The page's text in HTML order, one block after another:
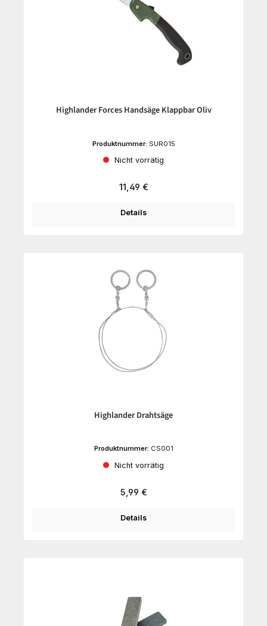
Highlander Forces Handsäge Klappbar Oliv
Produktnummer: SUR015
Nicht vorrätig
Regulärer Preis:
11,49 €
Details
Highlander Drahtsäge
Produktnummer: CS001
Nicht vorrätig
Regulärer Preis:
5,99 €
Details